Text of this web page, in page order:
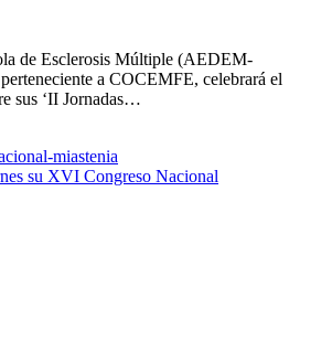
de Esclerosis Múltiple (AEDEM-
a COCEMFE, celebrará el
sus ‘II Jornadas…
su XVI Congreso Nacional